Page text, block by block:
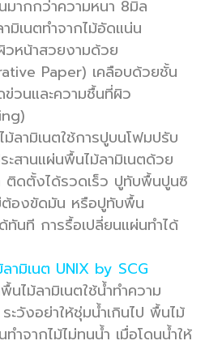
มากกว่าความหนา 8มิล
มิเนตทำจากไม้อัดแน่น
วหน้าสวยงามด้วย
Paper) เคลือบด้วยชั้น
วนและความชื้นที่ผิว
ลามิเนตใช้การปูบนโฟมปรับ
สานแผ่นพื้นไม้ลามิเนตด้วย
ติดตั้งได้รวดเร็ว ปูทับพื้นปูนซิ
ต้องขัดมัน หรือปูทับพื้น
ทันที การรื้อเปลี่ยนแผ่นทำได้
ามิเนต UNIX by SCG
นไม้ลามิเนตใช้น้ำทำความ
ะวังอย่าให้ชุ่มน้ำเกินไป พื้นไม้
ำจากไม้ไม่ทนน้ำ เมื่อโดนน้ำให้